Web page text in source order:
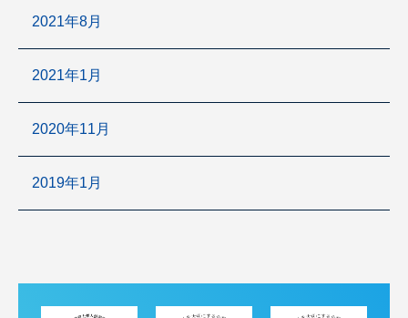
2021年8月
2021年1月
2020年11月
2019年1月